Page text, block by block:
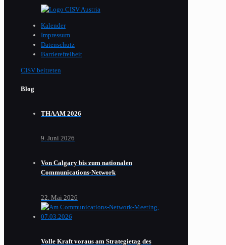
Kalender
Impressum
Datenschutz
Barrierefreiheit
CISV beitreten
Blog
THAAM 2026
9. Juni 2026
Von Calgary bis zum nationalen
Communications-Network
22. Mai 2026
Volle Kraft voraus am Strategietag des